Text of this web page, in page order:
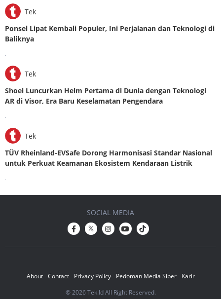
Tek
Ponsel Lipat Kembali Populer, Ini Perjalanan dan Teknologi di
Baliknya
.
Tek
Shoei Luncurkan Helm Pertama di Dunia dengan Teknologi
AR di Visor, Era Baru Keselamatan Pengendara
.
Tek
TÜV Rheinland-EVSafe Dorong Harmonisasi Standar Nasional
untuk Perkuat Keamanan Ekosistem Kendaraan Listrik
.
About Contact Privacy Policy Pedoman Media Siber
Karir
© 2026 Tek.Id All Right Reserved.
SOCIAL MEDIA